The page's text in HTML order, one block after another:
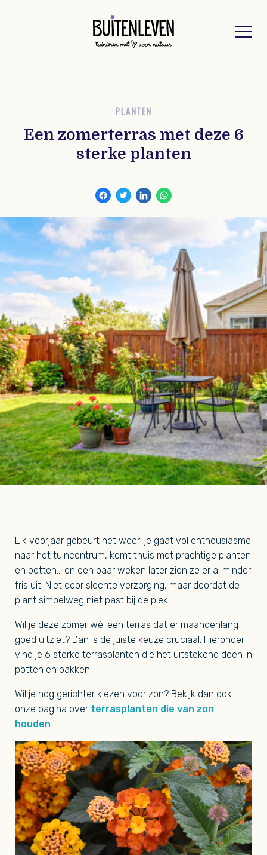
PLANTEN
Een zomerterras met deze 6
sterke planten
Elk voorjaar gebeurt het weer: je gaat vol enthousiasme
naar het tuincentrum, komt thuis met prachtige planten
en potten… en een paar weken later zien ze er al minder
fris uit. Niet door slechte verzorging, maar doordat de
plant simpelweg niet past bij de plek.
Wil je deze zomer wél een terras dat er maandenlang
goed uitziet? Dan is de juiste keuze cruciaal. Hieronder
vind je 6 sterke terrasplanten die het uitstekend doen in
potten en bakken.
Wil je nog gerichter kiezen voor zon? Bekijk dan ook
onze pagina over terrasplanten die van zon
houden.